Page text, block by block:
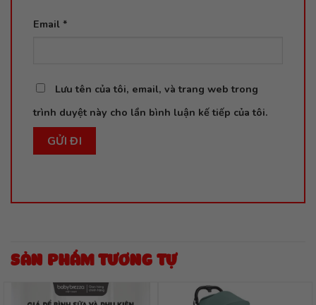
Email *
Lưu tên của tôi, email, và trang web trong
trình duyệt này cho lần bình luận kế tiếp của tôi.
SẢN PHẨM TƯƠNG TỰ